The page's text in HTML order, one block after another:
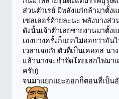
ส่วนตัวเรย์ มีพลังแก่กล้ามาตั้ง
เซลเลอร์ด้วยละนะ พลังบางส่ว
ดังนั้นเจ้าตัวเลยช่วยงานมาตั้ง
เองบางครั้งก็แยกไม่ออกว่าอั
เวลาเจอกับตัวที่เป็นเคออส น
แล้วนางจะกำจัดโดยเสกไฟมา
ครับ)
จนมาแยกแยะออกก็ตอนที่เป็น